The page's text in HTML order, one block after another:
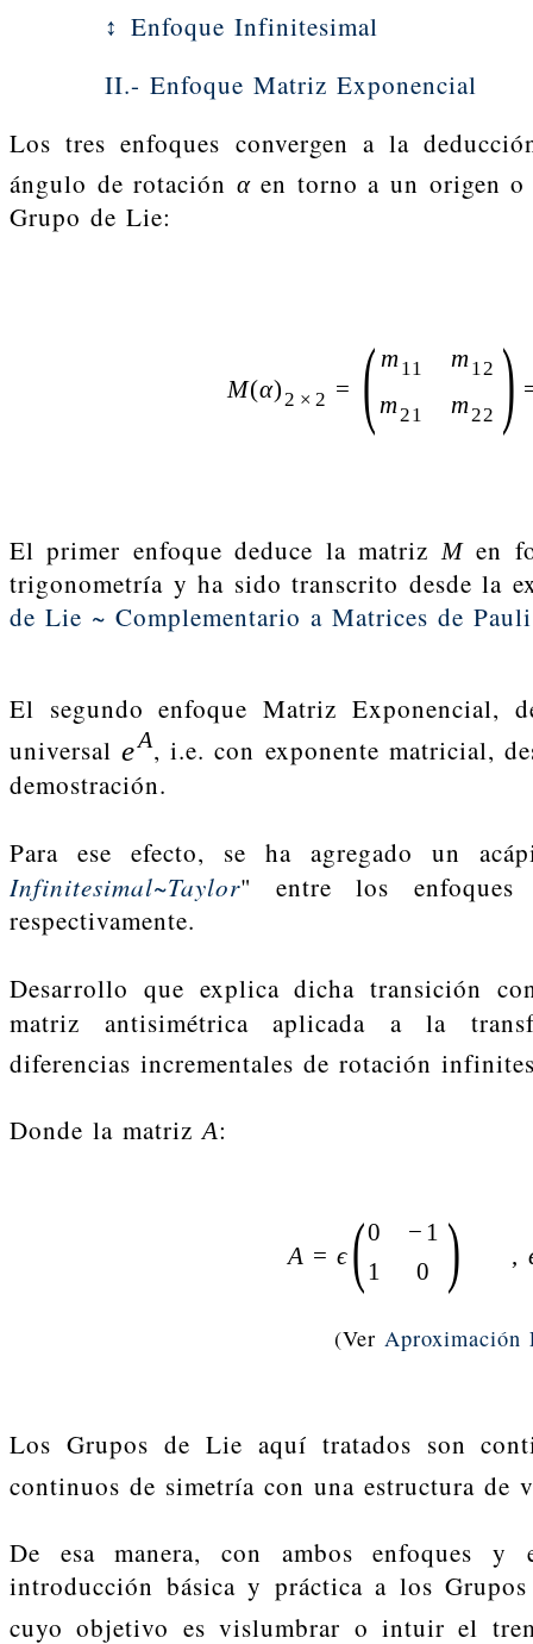
↕ Enfoque Infinitesimal
II.- Enfoque Matriz Exponencial
Los tres enfoques convergen a la
ángulo de rotación αen torno a un origen o
Grupo de Lie:
M(α) 2 × 2 = ( m 11 m 12
m 21 m 22 )
El primer enfoque deduce la matrizMen
trigonometría y ha sido transcrito desde la
de Lie ~ Complementario a Matrices de
El segundo enfoque Matriz Exponencial,
universaleA, i.e. con exponente matricial,
demostración.
Para ese efecto, se ha agregado un
Infinitesimal~Taylor" entre los
respectivamente.
Desarrollo que explica dicha transición
matriz antisimétrica aplicada a la
diferencias incrementales de rotación
Donde la matrizA:
A = ϵ (0 − 1
1
0 ) ,
(Ver Aproximación
Los Grupos de Lie aquí tratados son
continuos de simetría con una estructura de
De esa manera, con ambos enfoques
introducción básica y práctica a los
cuyo objetivo es vislumbrar o intuir el